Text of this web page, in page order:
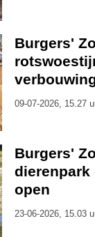
Burgers'
09-07-2026, 15.27
Burgers'
dierenpark
open
23-06-2026, 15.03